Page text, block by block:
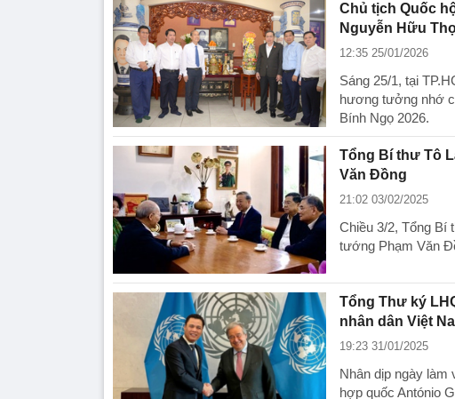
Chủ tịch Quốc
Nguyễn Hữu
12:35 25/01/2026
Sáng 25/1, tại
hương tưởng nhớ
Bính Ngọ 2026.
Tổng Bí thư Tô
Văn Đồng
21:02 03/02/2025
Chiều 3/2, Tổng Bí
tướng Phạm Văn
Tổng Thư ký
nhân dân Việt
19:23 31/01/2025
Nhân dịp ngày làm
hợp quốc António